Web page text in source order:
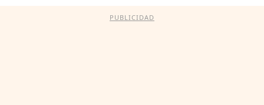
PUBLICIDAD